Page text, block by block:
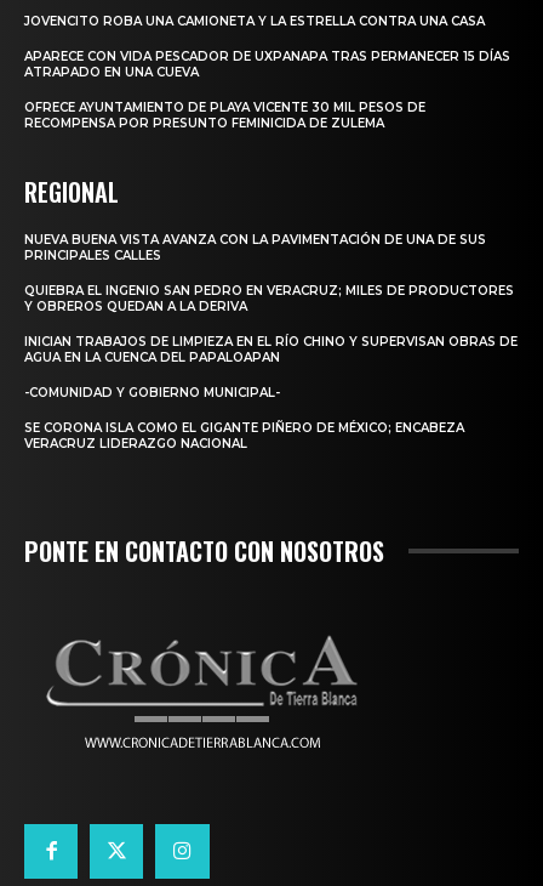
JOVENCITO ROBA UNA CAMIONETA Y LA ESTRELLA CONTRA UNA CASA
APARECE CON VIDA PESCADOR DE UXPANAPA TRAS PERMANECER 15 DÍAS
ATRAPADO EN UNA CUEVA
OFRECE AYUNTAMIENTO DE PLAYA VICENTE 30 MIL PESOS DE
RECOMPENSA POR PRESUNTO FEMINICIDA DE ZULEMA
REGIONAL
NUEVA BUENA VISTA AVANZA CON LA PAVIMENTACIÓN DE UNA DE SUS
PRINCIPALES CALLES
QUIEBRA EL INGENIO SAN PEDRO EN VERACRUZ; MILES DE PRODUCTORES
Y OBREROS QUEDAN A LA DERIVA
INICIAN TRABAJOS DE LIMPIEZA EN EL RÍO CHINO Y SUPERVISAN OBRAS DE
AGUA EN LA CUENCA DEL PAPALOAPAN
-COMUNIDAD Y GOBIERNO MUNICIPAL-
SE CORONA ISLA COMO EL GIGANTE PIÑERO DE MÉXICO; ENCABEZA
VERACRUZ LIDERAZGO NACIONAL
PONTE EN CONTACTO CON NOSOTROS